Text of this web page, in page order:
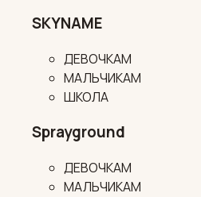
SKYNAME
ДЕВОЧКАМ
МАЛЬЧИКАМ
ШКОЛА
Sprayground
ДЕВОЧКАМ
МАЛЬЧИКАМ